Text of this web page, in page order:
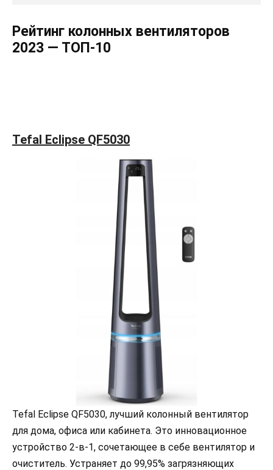
Рейтинг колонных вентиляторов
2023 — ТОП-10
Tefal Eclipse QF5030
Tefal Eclipse QF5030, лучший колонный вентилятор
для дома, офиса или кабинета. Это инновационное
устройство 2-в-1, сочетающее в себе вентилятор и
очиститель. Устраняет до 99,95% загрязняющих